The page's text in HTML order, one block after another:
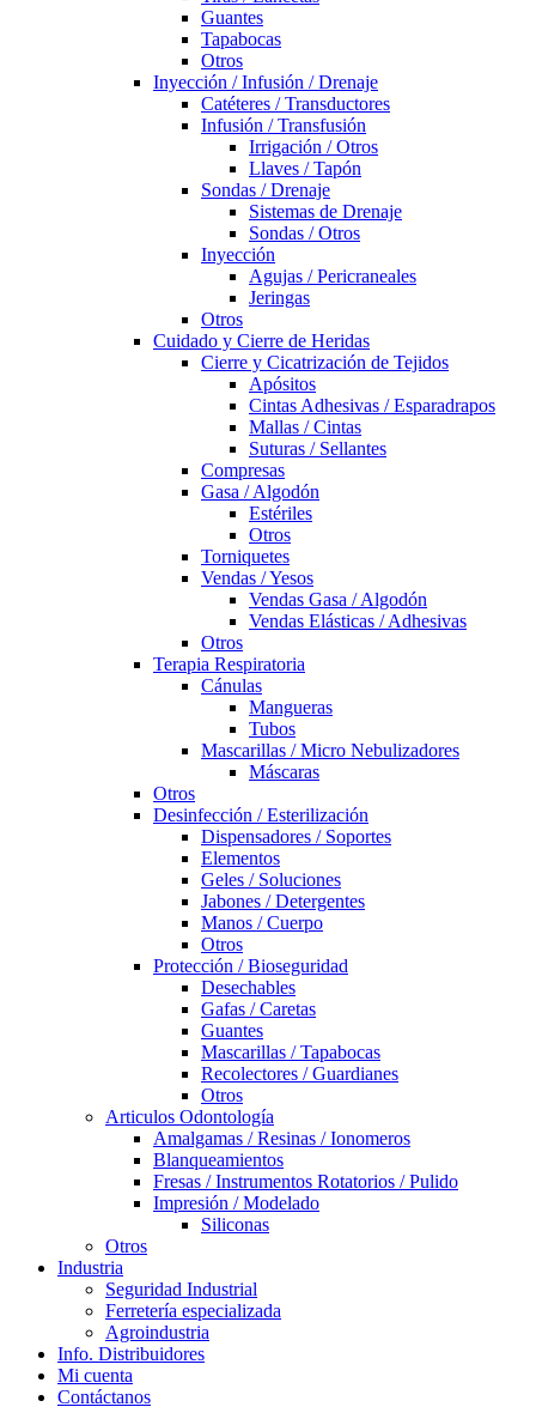
Guantes
Tapabocas
Otros
Inyección / Infusión / Drenaje
Catéteres / Transductores
Infusión / Transfusión
Irrigación / Otros
Llaves / Tapón
Sondas / Drenaje
Sistemas de Drenaje
Sondas / Otros
Inyección
Agujas / Pericraneales
Jeringas
Otros
Cuidado y Cierre de Heridas
Cierre y Cicatrización de Tejidos
Apósitos
Cintas Adhesivas / Esparadrapos
Mallas / Cintas
Suturas / Sellantes
Compresas
Gasa / Algodón
Estériles
Otros
Torniquetes
Vendas / Yesos
Vendas Gasa / Algodón
Vendas Elásticas / Adhesivas
Otros
Terapia Respiratoria
Cánulas
Mangueras
Tubos
Mascarillas / Micro Nebulizadores
Máscaras
Otros
Desinfección / Esterilización
Dispensadores / Soportes
Elementos
Geles / Soluciones
Jabones / Detergentes
Manos / Cuerpo
Otros
Protección / Bioseguridad
Desechables
Gafas / Caretas
Guantes
Mascarillas / Tapabocas
Recolectores / Guardianes
Otros
Articulos Odontología
Amalgamas / Resinas / Ionomeros
Blanqueamientos
Fresas / Instrumentos Rotatorios / Pulido
Impresión / Modelado
Siliconas
Otros
Industria
Seguridad Industrial
Ferretería especializada
Agroindustria
Info. Distribuidores
Mi cuenta
Contáctanos